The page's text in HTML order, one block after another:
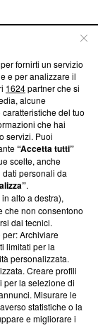
Blasting
impegniamo a
aderenza a
non è
di farne
verifica di
fornirti un servizio
e per analizzare il
1624partner che si
alcune
del tuo
che hai
servizi. Puoi
“Accetta tutti”
scelte, anche
personali da
.
in alto a destra),
che non consentono
dai tecnici.
per: Archiviare
limitati per la
personalizzata.
Creare profili
per la selezione di
Misurare le
statistiche o la
e migliorare i